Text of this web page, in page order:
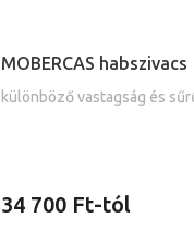
MOBERCAS habszivacs
különböző vastagság és
34 700 Ft-tól